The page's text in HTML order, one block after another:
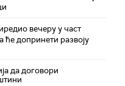
вечеру у част
ће допринети развоју
да договори